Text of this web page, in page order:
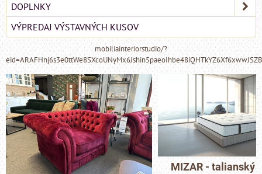
DOPLNKY
VÝPREDAJ VÝSTAVNÝCH KUSOV
mobiliainteriorstudio/?
MIZAR - talianský matrac